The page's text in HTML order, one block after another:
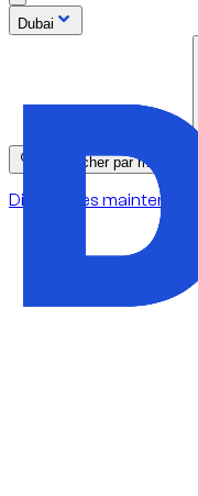
Dubai
Rechercher par modèle
Disponibles maintenant